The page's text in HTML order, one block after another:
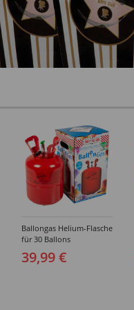
Ballongas Helium-Flasche
für 30 Ballons
39,99 €